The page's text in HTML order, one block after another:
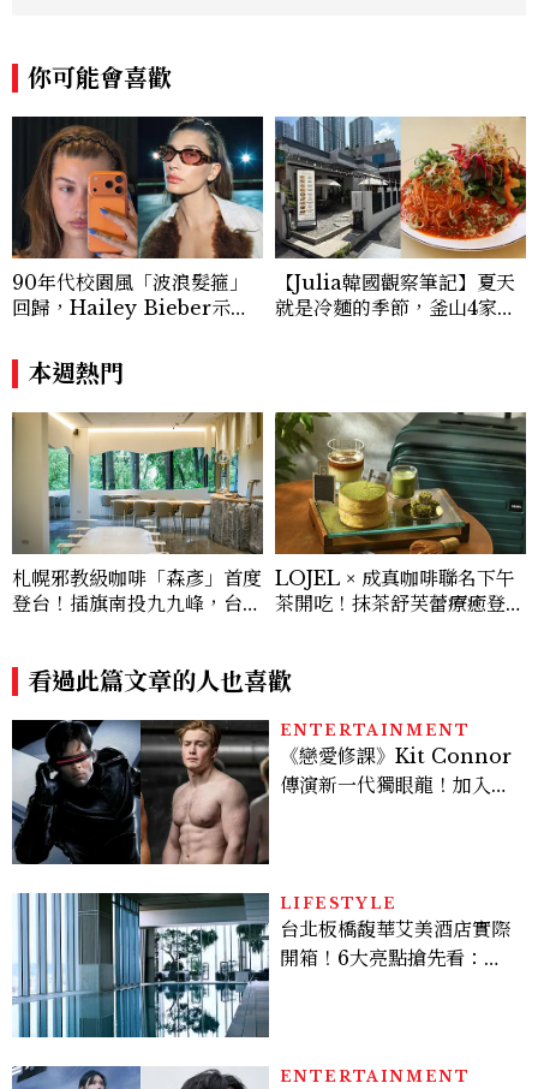
你可能會喜歡
90年代校園風「波浪髮箍」
回歸，Hailey Bieber示範
u髮箍未開賣先爆紅！
【Julia韓國觀察筆記】夏天
就是冷麵的季節，釜山4家必
本週熱門
札幌邪教級咖啡「森彥」首度
登台！插旗南投九九峰，台灣
LOJEL × 成真咖啡聯名下午
茶開吃！抹茶舒芙蕾療癒登
看過此篇文章的人也喜歡
ENTERTAINMENT
《戀愛修課》Kit Connor
傳演新一代獨眼龍！加入新
LIFESTYLE
台北板橋馥華艾美酒店實際
開箱！6大亮點搶先看：新
ENTERTAINMENT